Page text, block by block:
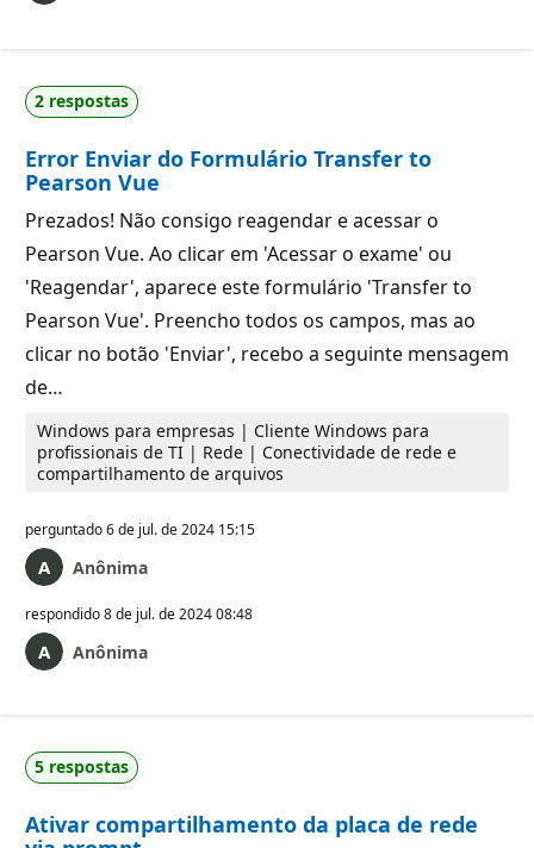
2 respostas
Error Enviar do Formulário Transfer to
Pearson Vue
Prezados! Não consigo reagendar e acessar o
Pearson Vue. Ao clicar em 'Acessar o exame' ou
'Reagendar', aparece este formulário 'Transfer to
Pearson Vue'. Preencho todos os campos, mas ao
clicar no botão 'Enviar', recebo a seguinte mensagem
de…
Windows para empresas | Cliente Windows para
profissionais de TI | Rede | Conectividade de rede e
compartilhamento de arquivos
perguntado6 de jul. de 2024 15:15
Anônima
respondido8 de jul. de 2024 08:48
Anônima
5 respostas
Ativar compartilhamento da placa de rede